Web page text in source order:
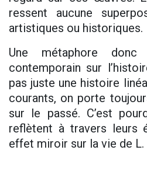
ressent aucune
artistiques ou historiques.
Une métaphore
contemporain sur
pas juste une histoire
courants, on porte
sur le passé. C’est
reflètent à travers leurs
effet miroir sur la vie de L.